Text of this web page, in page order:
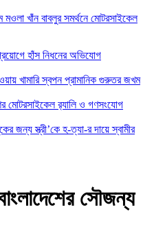
খাঁন বাবলুর সমর্থনে মোটরসাইকেল
প্রয়োগে হাঁস নিধনের অভিযোগ
খামারি স্বপন প্রামানিক গুরুতর জখম
মোটরসাইকেল র‍্যালি ও গণসংযোগ
জন্য স্ত্রী’কে হ-ত্যা-র দায়ে স্বামীর
সৌজন্য